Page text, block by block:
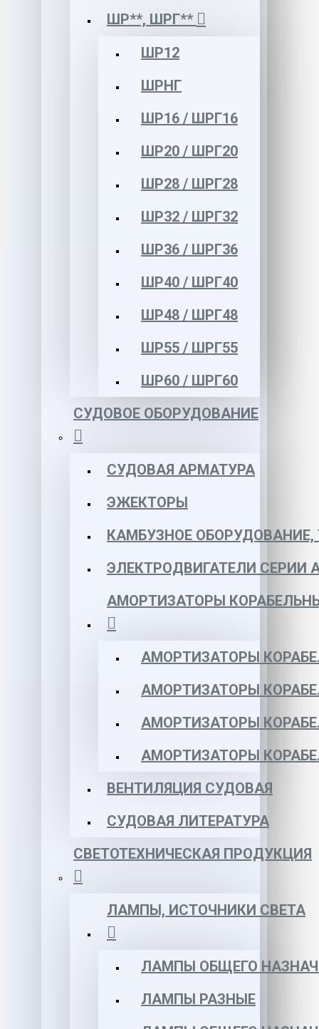
ШР**, ШРГ**
ШР12
ШРНГ
ШР16 / ШРГ16
ШР20 / ШРГ20
ШР28 / ШРГ28
ШР32 / ШРГ32
ШР36 / ШРГ36
ШР40 / ШРГ40
ШР48 / ШРГ48
ШР55 / ШРГ55
ШР60 / ШРГ60
СУДОВОЕ ОБОРУДОВАНИЕ
СУДОВАЯ АРМАТУРА
ЭЖЕКТОРЫ
КАМБУЗНОЕ
ЭЛЕКТРОДВИГАТЕЛИ СЕРИИ
АМОРТИЗАТОРЫ
АМОРТИЗАТОРЫ
АМОРТИЗАТОРЫ
АМОРТИЗАТОРЫ
АМОРТИЗАТОРЫ
ВЕНТИЛЯЦИЯ СУДОВАЯ
СУДОВАЯ ЛИТЕРАТУРА
СВЕТОТЕХНИЧЕСКАЯ ПРОДУКЦИЯ
ЛАМПЫ, ИСТОЧНИКИ СВЕТА
ЛАМПЫ ОБЩЕГО
ЛАМПЫ РАЗНЫЕ